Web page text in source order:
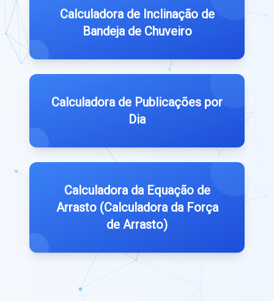
Calculadora de Inclinação de
Bandeja de Chuveiro
Calculadora de Publicações por
Dia
Calculadora da Equação de
Arrasto (Calculadora da Força
de Arrasto)